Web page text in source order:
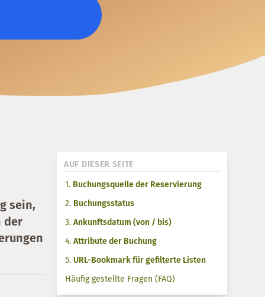
AUF DIESER SEITE
1. Buchungsquelle der Reservierung
2. Buchungsstatus
3. Ankunftsdatum (von / bis)
4. Attribute der Buchung
5. URL-Bookmark für gefilterte Listen
Häufig gestellte Fragen (FAQ)
sein,
der